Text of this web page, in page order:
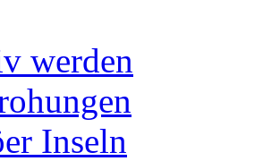
werden
Inseln